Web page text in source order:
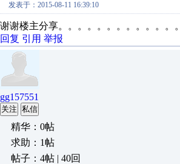
发表于：2015-08-11 16:39:10
谢谢楼主分享。。。。。。。。。。。。。
回复 引用 举报
gg157551
关注 私信
精华：0帖
求助：1帖
帖子：4帖 | 40回